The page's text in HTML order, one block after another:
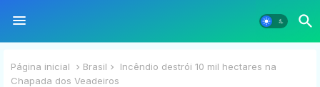
Página inicial Brasil
Incêndio destrói 10 mil hectares na
Chapada dos Veadeiros